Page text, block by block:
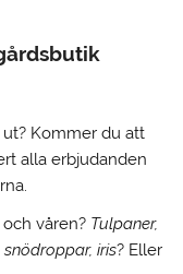
Kommer du att
alla erbjudanden
våren? Tulpaner,
iris? Eller